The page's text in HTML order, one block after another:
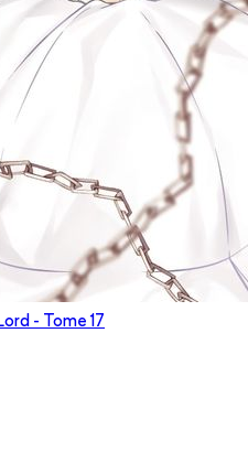
- Tome 17